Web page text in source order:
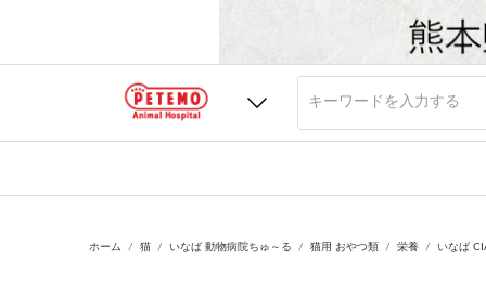
ホーム 猫 いなば 動物病院ちゅ～る 猫用 おやつ類 栄養 いなば